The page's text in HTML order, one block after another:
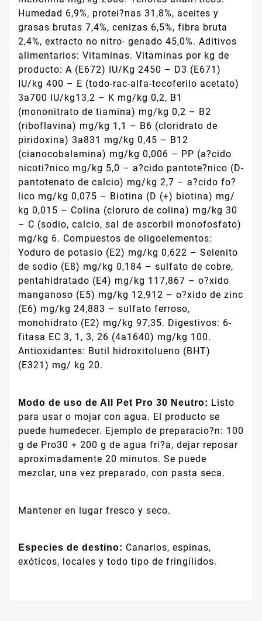
Humedad 6,9%, protei?nas 31,8%, aceites y
grasas brutas 7,4%, cenizas 6,5%, fibra bruta
2,4%, extracto no nitro- genado 45,0%. Aditivos
alimentarios: Vitaminas. Vitaminas por kg de
producto: A (E672) IU/Kg 2450 – D3 (E671)
IU/kg 400 – E (todo-rac-alfa-tocoferilo acetato)
3a700 IU/kg13,2 – K mg/kg 0,2, B1
(mononitrato de tiamina) mg/kg 0,2 – B2
(riboflavina) mg/kg 1,1 – B6 (cloridrato de
piridoxina) 3a831 mg/kg 0,45 – B12
(cianocobalamina) mg/kg 0,006 – PP (a?cido
nicoti?nico mg/kg 5,0 – a?cido pantote?nico (D-
pantotenato de calcio) mg/kg 2,7 – a?cido fo?
lico mg/kg 0,075 – Biotina (D (+) biotina) mg/
kg 0,015 – Colina (cloruro de colina) mg/kg 30
– C (sodio, calcio, sal de ascorbil monofosfato)
mg/kg 6. Compuestos de oligoelementos:
Yoduro de potasio (E2) mg/kg 0,622 – Selenito
de sodio (E8) mg/kg 0,184 – sulfato de cobre,
pentahidratado (E4) mg/kg 117,867 – o?xido
manganoso (E5) mg/kg 12,912 – o?xido de zinc
(E6) mg/kg 24,883 – sulfato ferroso,
monohidrato (E2) mg/kg 97,35. Digestivos: 6-
fitasa EC 3, 1, 3, 26 (4a1640) mg/kg 100.
Antioxidantes: Butil hidroxitolueno (BHT)
(E321) mg/ kg 20.
Modo de uso de All Pet Pro 30 Neutro: Listo
para usar o mojar con agua. El producto se
puede humedecer. Ejemplo de preparacio?n: 100
g de Pro30 + 200 g de agua fri?a, dejar reposar
aproximadamente 20 minutos. Se puede
mezclar, una vez preparado, con pasta seca.
Mantener en lugar fresco y seco.
Especies de destino: Canarios, espinas,
exóticos, locales y todo tipo de fringílidos.